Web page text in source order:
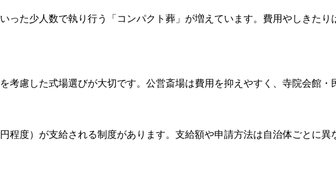
った少人数で執り行う「コンパクト葬」が増えています。費用やしきた
考慮した式場選びが大切です。公営斎場は費用を抑えやすく、寺院会館
程度）が支給される制度があります。支給額や申請方法は自治体ごとに